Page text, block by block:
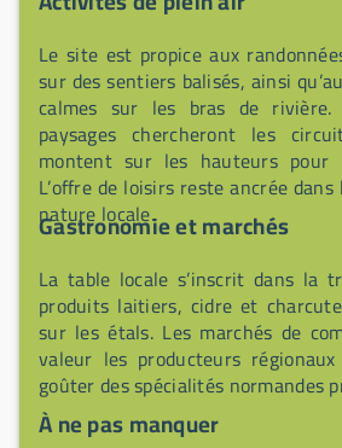
Le site est propice aux
sur des sentiers balisés, ainsi
calmes sur les bras de
paysages chercheront les
montent sur les hauteurs pour
L’offre de loisirs reste ancrée
nature locale.
Gastronomie et marchés
La table locale s’inscrit dans la
produits laitiers, cidre et
sur les étals. Les marchés de
valeur les producteurs
goûter des spécialités normandes
À ne pas manquer